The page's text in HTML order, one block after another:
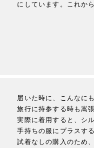
にしています。これか
届いた時に、こんなに
旅行に持参する時も嵩
実際に着用すると、シ
手持ちの服にプラスす
試着なしの購入のため